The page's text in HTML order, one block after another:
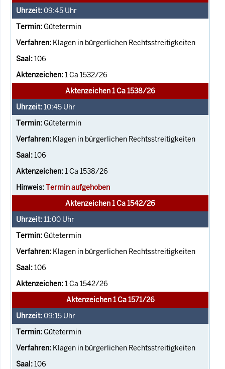
09:45 Uhr
Gütetermin
Klagen in bürgerlichen Rechtsstreitigkeiten
106
1 Ca 1532/26
Aktenzeichen 1 Ca 1538/26
10:45 Uhr
Gütetermin
Klagen in bürgerlichen Rechtsstreitigkeiten
106
1 Ca 1538/26
Termin aufgehoben
Aktenzeichen 1 Ca 1542/26
11:00 Uhr
Gütetermin
Klagen in bürgerlichen Rechtsstreitigkeiten
106
1 Ca 1542/26
Aktenzeichen 1 Ca 1571/26
09:15 Uhr
Gütetermin
Klagen in bürgerlichen Rechtsstreitigkeiten
106